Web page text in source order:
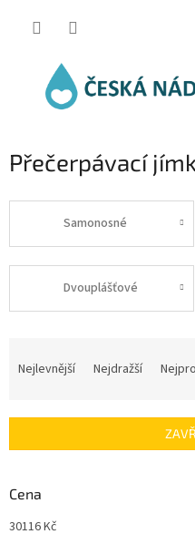
Přečerpávací
Samonosné
Dvouplášťové
í
r
o
d
Nejlevnější Nejdražší
Cena
30116Kč